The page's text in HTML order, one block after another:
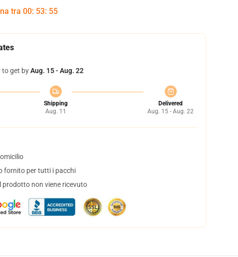
tra 00: 53: 54
to get byAug. 15 - Aug. 22
Shipping
Aug. 11
Delivered
Aug. 15 - Aug. 22
fornito per tutti i pacchi
prodotto non viene ricevuto